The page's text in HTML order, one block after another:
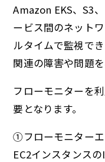
Amazon EKS、S3
ービス間のネット
ルタイムで監視で
関連の障害や問題
フローモニターを
要となります。
①フローモニター
EC2インスタンス